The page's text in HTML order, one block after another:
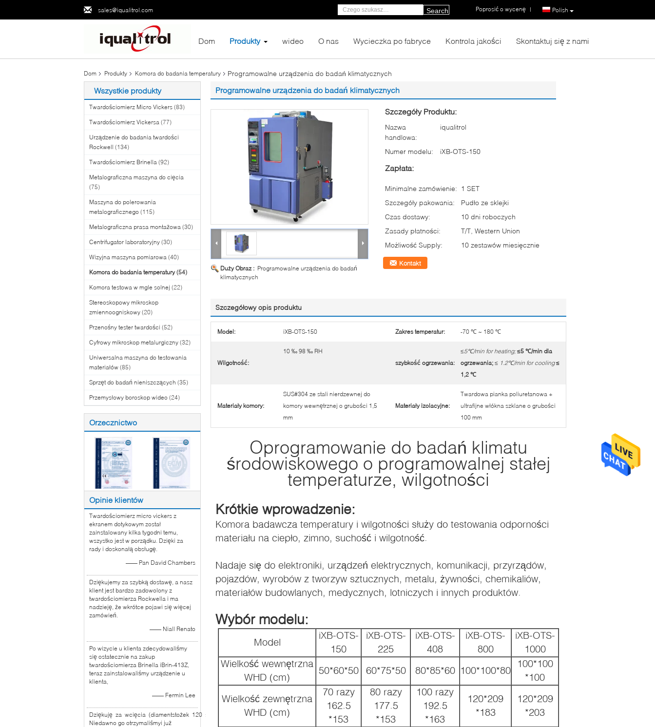
sales@iqualitrol.com Polish
Poprosić o wycenę |
Search
Dom Produkty wideo O nas Wycieczka po fabryce Kontrola jakości Skontaktuj się z nami
Dom Produkty Komora do badania temperatury Programowalne urządzenia do badań klimatycznych
Wszystkie produkty
Twardościomierz Micro Vickers (83)
Twardościomierz Vickersa (77)
Urządzenie do badania twardości
Rockwell (134)
Twardościomierz Brinella (92)
Metalograficzna maszyna do cięcia
(75)
Maszyna do polerowania
metalograficznego (115)
Metalograficzna prasa montażowa (30)
Centrifugator laboratoryjny (30)
Wizyjna maszyna pomiarowa (40)
Komora do badania temperatury (54)
Komora testowa w mgle solnej (22)
Stereoskopowy mikroskop
zmiennoogniskowy (20)
Przenośny tester twardości (52)
Cyfrowy mikroskop metalurgiczny (32)
Uniwersalna maszyna do testowania
materiałów (85)
Sprzęt do badań nieniszczących (35)
Przemysłowy boroskop wideo (24)
Orzecznictwo
Opinie klientów
Twardościomierz micro vickers z
ekranem dotykowym został
zainstalowany kilka tygodni temu,
wszystko jest w porządku. Dzięki za
rady i doskonałą obsługę.
—— Pan David Chambers
Dziękujemy za szybką dostawę, a nasz
klient jest bardzo zadowolony z
twardościomierza Rockwella i ma
nadzieję, że wkrótce pojawi się więcej
zamówień.
—— Niall Renato
Po wizycie u klienta zdecydowaliśmy
się ostatecznie na zakup
twardościomierza Brinella iBrin-413Z,
teraz zainstalowaliśmy urządzenie u
klienta,
—— Fermin Lee
Dziękuję za wcięcia (diamentstożek 120 stopni).
Niedawno go otrzymaliśmyi już
Programowalne urządzenia do badań klimatycznych
Duży Obraz : Programowalne urządzenia do badań
klimatycznych
Szczegóły Produktu:
Nazwa
handlowa:
iqualitrol
Numer modelu: iXB-OTS-150
Zapłata:
Minimalne zamówienie: 1 SET
Szczegóły pakowania:
Pudło ze sklejki
Czas dostawy:
10 dni roboczych
Zasady płatności:
T/T, Western Union
Możliwość Supply:
10 zestawów miesięcznie
Kontakt
Szczegółowy opis produktu
Model: iXB-OTS-150 Zakres temperatur: -70 ℃ ~ 180 ℃
Wilgotność:
10 ‰ 98 ‰ RH
szybkość ogrzewania:
≤5℃/min for heating; ≤5 ℃/min dla
ogrzewania; ≤ 1.2℃/min for cooling ≤
1,2 ℃
Materiały komory:
SUS#304 ze stali nierdzewnej do
komory wewnętrznej o grubości 1,5
mm
Materiały izolacyjne:
Twardowa pianka poliuretanowa +
ultrafijne włókna szklane o grubości
100 mm
Oprogramowanie do badań klimatu
środowiskowego o programowalnej stałej
temperaturze, wilgotności
Krótkie wprowadzenie:
Komora badawcza temperatury i wilgotności służy do testowania odporności
materiału na ciepło, zimno, suchość i wilgotność.
Nadaje się do elektroniki, urządzeń elektrycznych, komunikacji, przyrządów,
pojazdów, wyrobów z tworzyw sztucznych, metalu, żywności, chemikaliów,
materiałów budowlanych, medycznych, lotniczych i innych produktów.
Wybór modelu:
Model
iXB-OTS-
150
iXB-OTS-
225
iXB-OTS-
408
iXB-OTS-
800
iXB-OTS-
1000
Wielkość wewnętrzna
WHD (cm)
50*60*50 60*75*50 80*85*60 100*100*80
100*100
*100
Wielkość zewnętrzna
WHD (cm)
70 razy
162.5
*153
80 razy
177.5
*153
100 razy
192.5
*163
120*209
*183
120*209
*203